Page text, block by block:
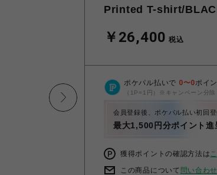
Printed T-shirt/
￥26,400 税込
ポケパル払いで 0〜0ポイ
（1P=1円）※キャンペーン分除
会員登録後、ポケパル払い初回
最大1,500円分ポイント進
獲得ポイントの確認方法は
この商品について 問い合わ